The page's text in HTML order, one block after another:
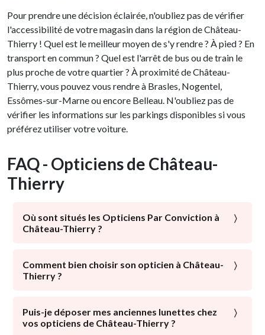
Pour prendre une décision éclairée, n'oubliez pas de vérifier
l'accessibilité de votre magasin dans la région de Château-
Thierry ! Quel est le meilleur moyen de s'y rendre ? À pied ? En
transport en commun ? Quel est l'arrêt de bus ou de train le
plus proche de votre quartier ? À proximité de Château-
Thierry, vous pouvez vous rendre à Brasles, Nogentel,
Essômes-sur-Marne ou encore Belleau. N'oubliez pas de
vérifier les informations sur les parkings disponibles si vous
préférez utiliser votre voiture.
FAQ - Opticiens de Château-
Thierry
Où sont situés les Opticiens Par Conviction à
Château-Thierry ?
République, proche de la Basilique Notre-Dame de
l'Assomption, du MuséoParc de Château-Thierry, et du
sont implantés dans tous les quartiers de Château-
Thierry. Avec ou sans parking, avec un service
Comment bien choisir son opticien à Château-
Thierry ?
en avant par un opticien. Un expert de la vision doit
mettre tout son savoir-faire à votre disposition afin
Puis-je déposer mes anciennes lunettes chez
vos opticiens de Château-Thierry ?